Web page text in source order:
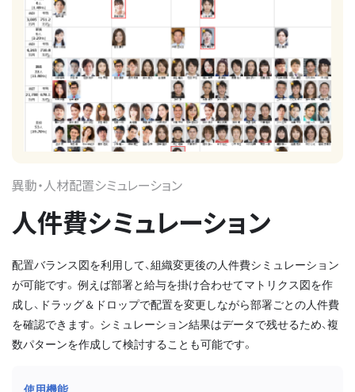
異動・人材配置シミュレーション
人件費シミュレーション
配置バランス図を利用して、組織変更後の人件費シミュレーション
が可能です。 例えば部署と給与を掛け合わせてマトリクス図を作
成し、ドラッグ＆ドロップで配置を変更しながら部署ごとの人件費
を確認できます。 シミュレーション結果はデータで残せるため、複
数パターンを作成して検討することも可能です。